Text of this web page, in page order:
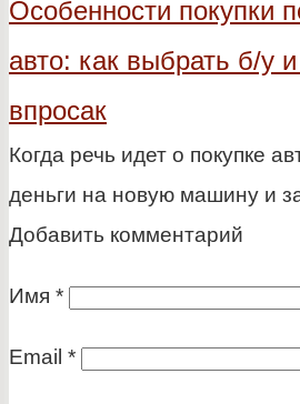
Особенности покупки
авто: как выбрать б/у
впросак
Когда речь идет о покупке
деньги на новую машину и
Добавить комментарий
Имя *
Email *